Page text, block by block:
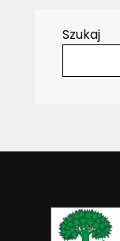
Szukaj